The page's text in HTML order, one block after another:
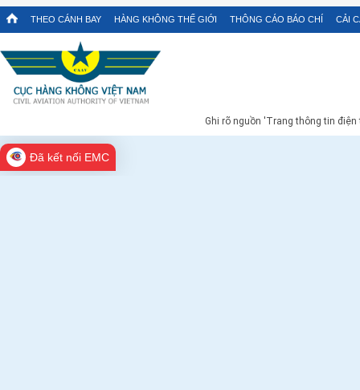
THEO CÁNH BAY HÀNG KHÔNG THẾ GIỚI THÔNG CÁO BÁO CHÍ CẢI
Ghi rõ nguồn 'Trang thông tin
Đã kết nối EMC